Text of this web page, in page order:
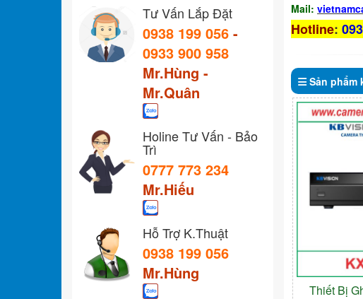
Mail:
Hotline:
Sản phẩm
Thiết Bị
Tư Vấn Lắp Đặt
0938 199 056 -
0933 900 958
Mr.Hùng -
Mr.Quân
Holine Tư Vấn - Bảo
Trì
0777 773 234
Mr.Hiếu
Hỗ Trợ K.Thuật
0938 199 056
Mr.Hùng